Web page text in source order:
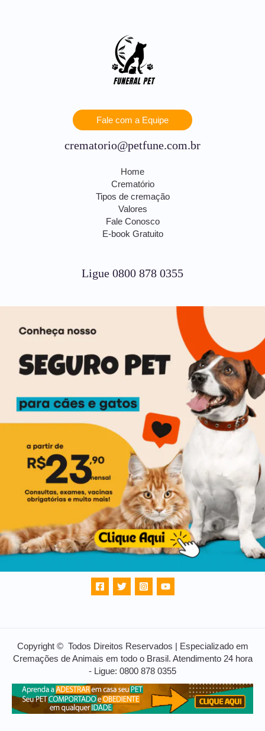
Fale com a Equipe
crematorio@petfune.com.br
Home
Crematório
Tipos de cremação
Valores
Fale Conosco
E-book Gratuito
Ligue 0800 878 0355
Copyright © Todos Direitos Reservados | Especializado em
Cremações de Animais em todo o Brasil. Atendimento 24 hora
- Ligue: 0800 878 0355